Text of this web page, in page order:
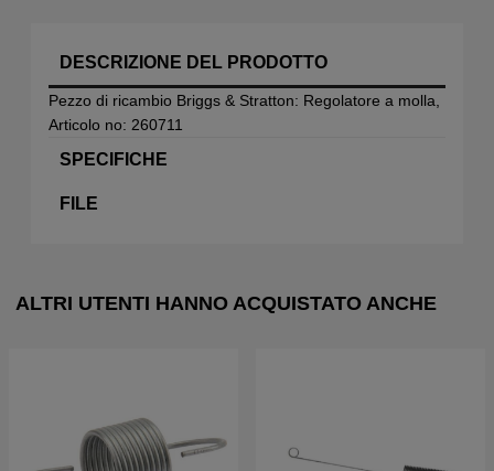
DESCRIZIONE DEL PRODOTTO
Pezzo di ricambio Briggs & Stratton: Regolatore a molla,
Articolo no: 260711
SPECIFICHE
FILE
ALTRI UTENTI HANNO ACQUISTATO ANCHE